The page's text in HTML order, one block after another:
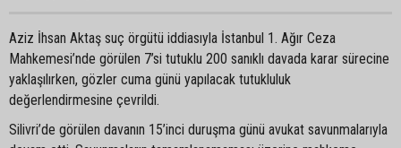
Aziz İhsan Aktaş suç örgütü iddiasıyla İstanbul 1. Ağır Ceza
Mahkemesi’nde görülen 7’si tutuklu 200 sanıklı davada karar sürecine
yaklaşılırken, gözler cuma günü yapılacak tutukluluk
değerlendirmesine çevrildi.
Silivri’de görülen davanın 15’inci duruşma günü avukat savunmalarıyla